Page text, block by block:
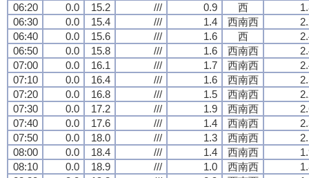
06:20
0.0 15.2 /// 0.9 西
06:30
0.0 15.4 /// 1.4 西南西
06:40
0.0 15.6 /// 1.6 西
06:50
0.0 15.8 /// 1.6 西南西
07:00
0.0 16.1 /// 1.7 西南西
07:10
0.0 16.4 /// 1.6 西南西
07:20
0.0 16.8 /// 1.5 西南西
07:30
0.0 17.2 /// 1.9 西南西
07:40
0.0 17.6 /// 1.4 西南西
07:50
0.0 18.0 /// 1.3 西南西
08:00
0.0 18.4 /// 1.4 西南西
08:10
0.0 18.9 /// 1.0 西南西